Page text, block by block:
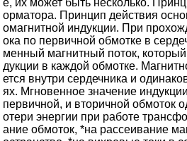
е, их может быть несколько.
орматора. Принцип действия
омагнитной индукции. При
ока по первичной обмотке в
менный магнитный поток,
дукции в каждой обмотке.
ется внутри сердечника и
ях. Мгновенное значение
первичной, и вторичной обмоток
отери энергии при работе
ание обмоток, *на рассеивание